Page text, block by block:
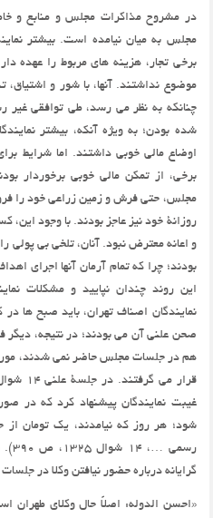
در مشروح مذاکرات مجلس و منابع و
مجلس به میان نیامده است. بیشتر
برخی تجار، هزینه های مربوط را عهده
موضوع نداشتند. آنها، با شور و
چنانکه به نظر می رسد، طی توافقی غیر
شده بودن؛ به ویژه آنکه، بیشتر
اوضاع مالی خوبی داشتند. اما شرایط
برخی، از تمکن مالی خوبی برخوردار
مجلس، حتی فرش و زمین زراعی خود را
روزانۀ خود نیز عاجز بودند. با وجود
و اعانه معترض نبود. آنان، تلخی بی پولی
بودند؛ چرا که تمام آرمان آنها اجرای
این روند چندان نپایید و مشکلات
نمایندگان اصناف تهران، باید صبح ها
صحن علنی آن می بودند؛ در نتیجه،
هم در جلسات مجلس حاضر نمی شدند،
غیبت نمایندگان پیشنهاد کرد که در
شود؛ هر روز که نیامدند، یک تومان
گرایانه درباره حضور نیافتن وکلا در
«احسن الدوله: اصلاً حال وکلای طهران